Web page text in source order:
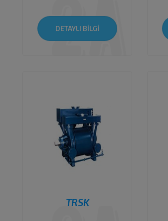
DETAYLI BİLGİ
TRSK